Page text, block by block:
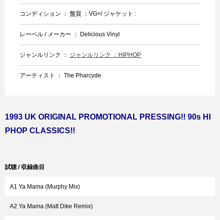
コンディション ： 盤質 ：VG+/ ジャケット :
レーベル / メーカー ： Delicious Vinyl
ジャンルリンク ： ジャンルリンク ：HIPHOP
アーティスト ： The Pharcyde
1993 UK ORIGINAL PROMOTIONAL PRESSING!! 90s HI
PHOP CLASSICS!!
試聴 / 収録曲目
A1 Ya Mama (Murphy Mix)
A2 Ya Mama (Matt Dike Remix)